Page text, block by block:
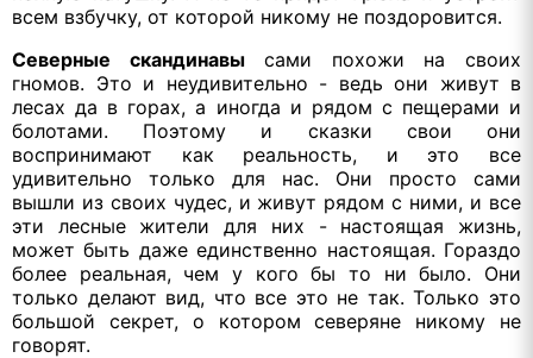
всем взбучку, от которой никому не поздоровится.
Северные скандинавысами похожи на своих
гномов. Это и неудивительно - ведь они живут в
лесах да в горах, а иногда и рядом с пещерами и
болотами. Поэтому и сказки свои они
воспринимают как реальность, и это все
удивительно только для нас. Они просто сами
вышли из своих чудес, и живут рядом с ними, и все
эти лесные жители для них - настоящая жизнь,
может быть даже единственно настоящая. Гораздо
более реальная, чем у кого бы то ни было. Они
только делают вид, что все это не так. Только это
большой секрет, о котором северяне никому не
говорят.